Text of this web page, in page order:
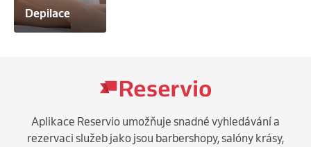
Depilace
Aplikace Reservio umožňuje snadné vyhledávání a
rezervaci služeb jako jsou barbershopy, salóny krásy,